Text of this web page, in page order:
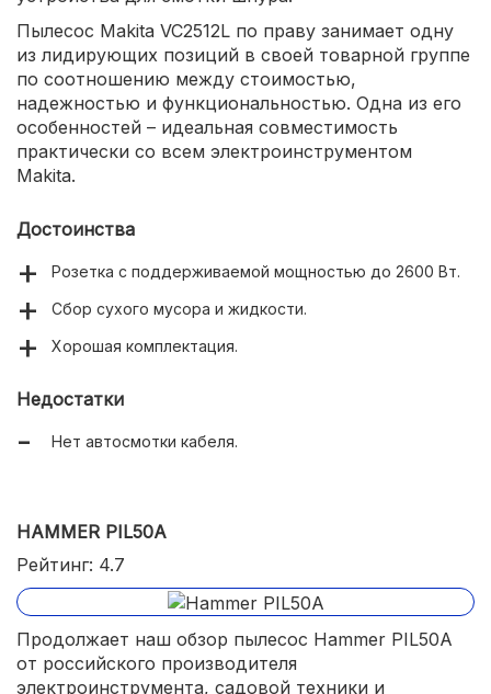
Пылесос Makita VC2512L по праву занимает одну
из лидирующих позиций в своей товарной группе
по соотношению между стоимостью,
надежностью и функциональностью. Одна из его
особенностей – идеальная совместимость
практически со всем электроинструментом
Makita.
Достоинства
Розетка с поддерживаемой мощностью до 2600 Вт.
Сбор сухого мусора и жидкости.
Хорошая комплектация.
Недостатки
Нет автосмотки кабеля.
HAMMER PIL50A
Рейтинг: 4.7
Продолжает наш обзор пылесос Hammer PIL50A
от российского производителя
электроинструмента, садовой техники и